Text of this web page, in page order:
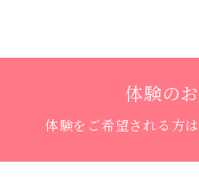
体験の
体験をご希望される方